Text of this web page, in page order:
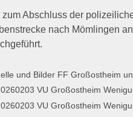
zum Abschluss der
nach Mömlingen
und Bilder FF Großostheim